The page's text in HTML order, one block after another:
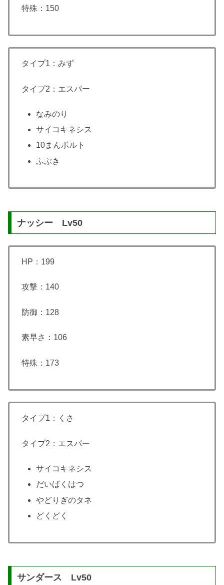
特殊：150
タイプ1：みず
タイプ2：エスパー
なみのり
サイコキネシス
10まんボルト
ふぶき
ナッシー Lv50
HP：199
攻撃：140
防御：128
素早さ：106
特殊：173
タイプ1：くさ
タイプ2：エスパー
サイコキネシス
だいばくはつ
やどりぎのタネ
どくどく
サンダース Lv50